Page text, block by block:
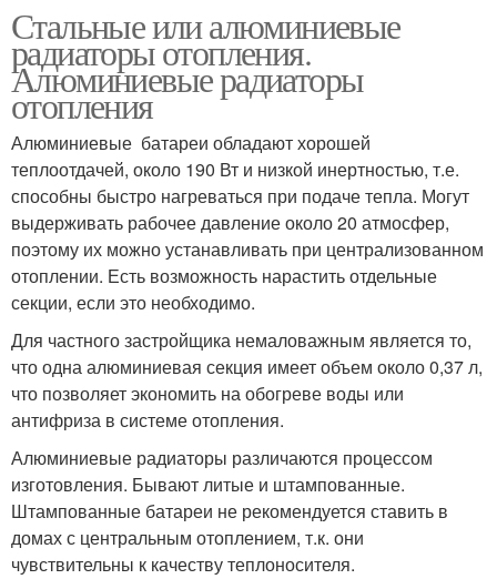
Стальные или алюминиевые
радиаторы отопления.
Алюминиевые радиаторы
отопления
Алюминиевые батареи обладают хорошей
теплоотдачей, около 190 Вт и низкой инертностью, т.е.
способны быстро нагреваться при подаче тепла. Могут
выдерживать рабочее давление около 20 атмосфер,
поэтому их можно устанавливать при централизованном
отоплении. Есть возможность нарастить отдельные
секции, если это необходимо.
Для частного застройщика немаловажным является то,
что одна алюминиевая секция имеет объем около 0,37 л,
что позволяет экономить на обогреве воды или
антифриза в системе отопления.
Алюминиевые радиаторы различаются процессом
изготовления. Бывают литые и штампованные.
Штампованные батареи не рекомендуется ставить в
домах с центральным отоплением, т.к. они
чувствительны к качеству теплоносителя.